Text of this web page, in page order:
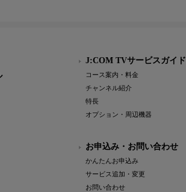
J:COM TVサービスガイド
コース案内・料金
チャンネル紹介
特長
オプション・周辺機器
お申込み・お問い合わせ
かんたんお申込み
サービス追加・変更
お問い合わせ